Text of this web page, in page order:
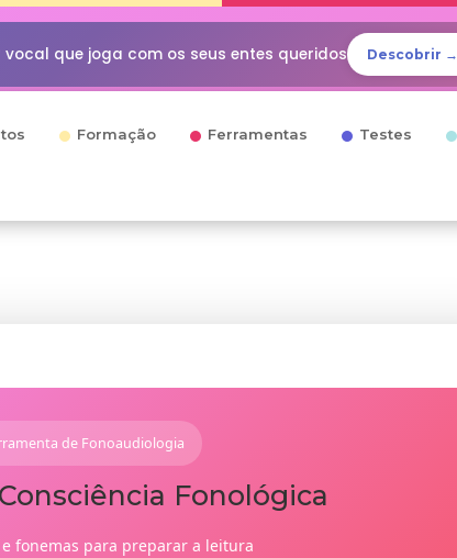
que joga com os seus entes queridos Descobrir →
Formação Ferramentas Testes
de Fonoaudiologia
Fonológica
fonemas para preparar a leitura